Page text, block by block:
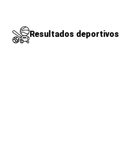
Resultados deportivos